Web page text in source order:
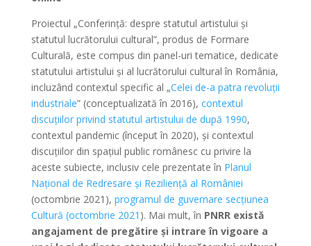
Proiectul „Conferință: despre statutul artistului și
statutul lucrătorului cultural”, produs de Formare
Culturală, este compus din panel-uri tematice, dedicate
statutului artistului și al lucrătorului cultural în România,
incluzând contextul specific al „Celei de-a patra revoluții
industriale” (conceptualizată în 2016), contextul
discuțiilor privind statutul artistului de după 1990,
contextul pandemic (început în 2020), și contextul
discuțiilor din spațiul public românesc cu privire la
aceste subiecte, inclusiv cele prezentate în Planul
Național de Redresare și Reziliență al României
(octombrie 2021), programul de guvernare secțiunea
Cultură (octombrie 2021 ). Mai mult, în PNRR există
angajament de pregătire și intrare în vigoare a